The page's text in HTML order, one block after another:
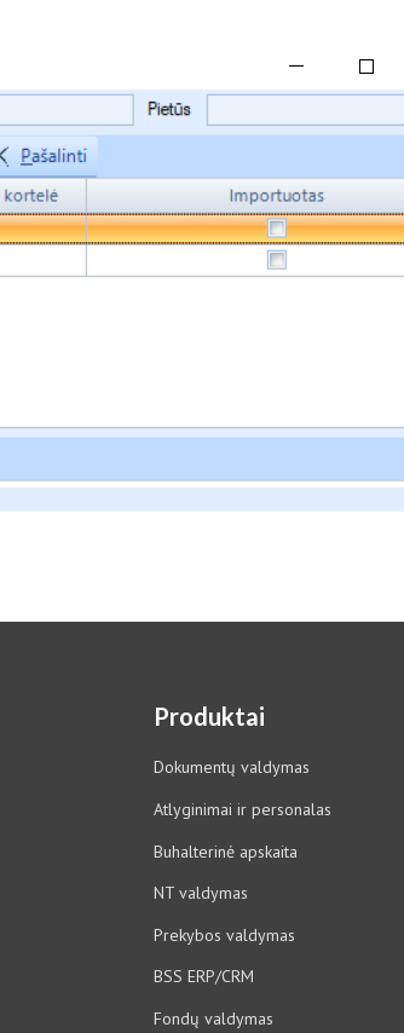
Produktai
Dokumentų valdymas
Atlyginimai ir personalas
Buhalterinė apskaita
NT valdymas
Prekybos valdymas
BSS ERP/CRM
Fondų valdymas